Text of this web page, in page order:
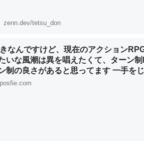
淡水はカルシウムも酸素も不足してて両方
て面白い。海にいる鋏角類（カブトガニ・
してる筈だが、酵素が違うのか？
【研究発表】昆虫学の大問題＝「昆虫はなぜ海に
zenn.dev/tetsu_don
なんですけど、現在のアクション
いな風潮は異を唱えたくて、ターン
制の良さがあると思ってます 一手を
たり、途中で休憩したりできるのがタ
posfie.com